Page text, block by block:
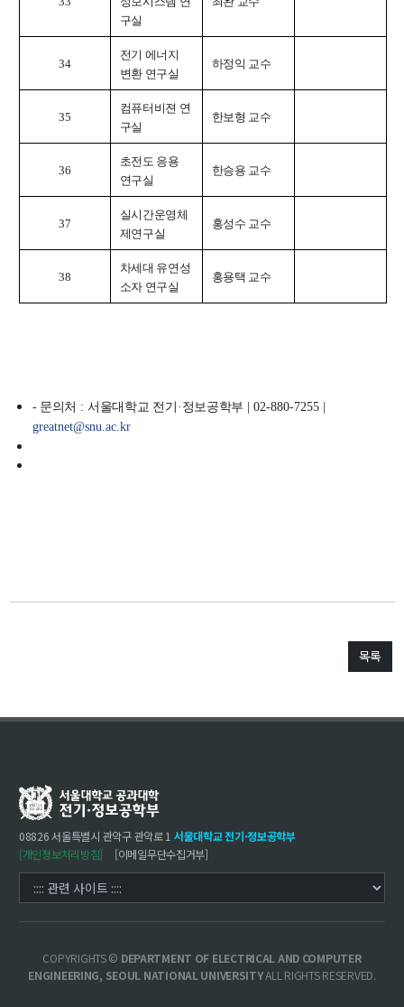
구실
34
전기 에너지
변환 연구실
하정익 교수
35
컴퓨터비젼 연
구실
한보형 교수
36
초전도 응용
연구실
한승용 교수
37
실시간운영체
제연구실
홍성수 교수
38
차세대 유연성
소자 연구실
홍용택 교수
- 문의처 : 서울대학교 전기 · 정보공학부
| 02-880-7255 |
greatnet@snu.ac.kr
목록
08826 서울특별시 관악구 관악로 1 서울대학교 전기·정보공학부
[개인정보처리방침]
[이메일무단수집거부]
COPYRIGHTS © DEPARTMENT OF ELECTRICAL AND COMPUTER
ENGINEERING, SEOUL NATIONAL UNIVERSITYALL RIGHTS RESERVED.